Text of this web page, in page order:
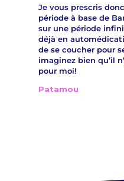
Je vous prescris
période à base de
sur une période
déjà en
de se coucher pour
imaginez bien qu’il
pour moi!
Patamou